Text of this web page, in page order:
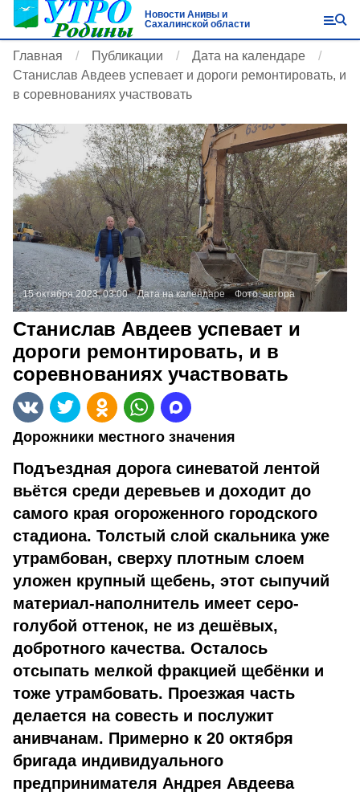
Новости Анивы и
Сахалинской области
Главная Публикации
Дата на календаре
Станислав Авдеев успевает и дороги ремонтировать, и
в соревнованиях участвовать
15 октября 2023, 03:00 Дата на календаре Фото:автора
Станислав Авдеев успевает и
дороги ремонтировать, и в
соревнованиях участвовать
Дорожники местного значения
Подъездная дорога синеватой лентой
вьётся среди деревьев и доходит до
самого края огороженного городского
стадиона. Толстый слой скальника уже
утрамбован, сверху плотным слоем
уложен крупный щебень, этот сыпучий
материал-наполнитель имеет серо-
голубой оттенок, не из дешёвых,
добротного качества. Осталось
отсыпать мелкой фракцией щебёнки и
тоже утрамбовать. Проезжая часть
делается на совесть и послужит
анивчанам. Примерно к 20 октября
бригада индивидуального
предпринимателя Андрея Авдеева